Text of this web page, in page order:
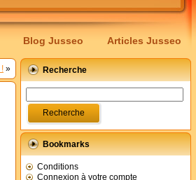
Blog Jusseo Articles Jusseo
» Recherche
Bookmarks
Conditions
Connexion à votre compte